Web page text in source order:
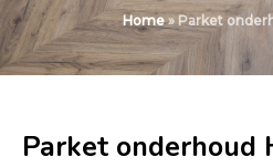
Home»Parket
Parket onderhoud